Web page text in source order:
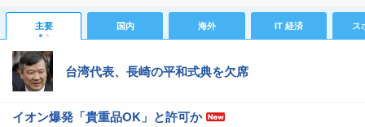
主要 国内 海外 IT 経済 ス
台湾代表、長崎の平和式典を欠席
イオン爆発「貴重品OK」と許可か